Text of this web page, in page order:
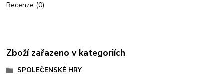
Recenze (0)
Zboží zařazeno v kategoriích
SPOLEČENSKÉ HRY